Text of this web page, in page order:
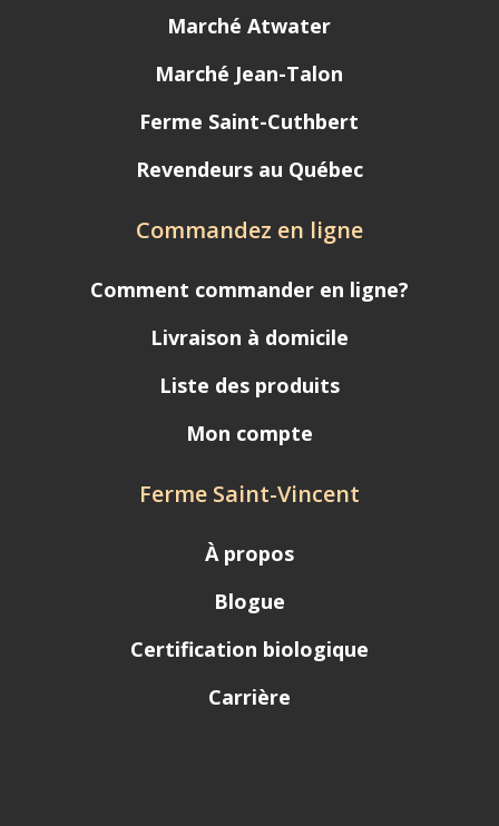
Marché Atwater
Marché Jean-Talon
Ferme Saint-Cuthbert
Revendeurs au Québec
Commandez en ligne
Comment commander en ligne?
Livraison à domicile
Liste des produits
Mon compte
Ferme Saint-Vincent
À propos
Blogue
Certification biologique
Carrière